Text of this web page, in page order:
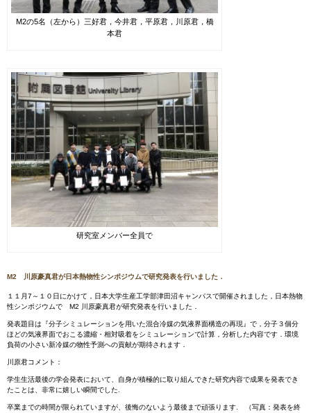
M2の5名（左から）三好君，今井君，平原君，川原君，橋
本君
研究室メンバー全員で
M2 川原豪真君が日本熱物性シンポジウムで研究発表を行いました．
１１月7～１０日にかけて，日本大学生産工学部津田沼キャンパスで開催されました，日本熱物
性シンポジウムで M2 川原豪真君が研究発表を行いました．
発表題目は『分子シミュレーションを用いた混合冷媒の気液界面構造の再現』で，分子３個分
ほどの気液界面でおこる濃縮・相対吸着をシミュレーションで計算，分析した内容です．環境
負荷の小さい新冷媒の物性予測への貢献が期待されます．
川原君コメント：
学生生活最後の学会発表において、自身が積極的に取り組んできた研究内容で成果を発表でき
たことは、非常に嬉しい瞬間でした.
卒業までの時間が限られていますが、後悔のないよう最後まで頑張ります. （写真：発表を終